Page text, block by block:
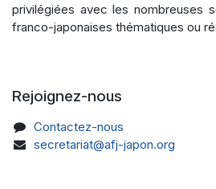
privilégiées avec les nombreuses
franco-japonaises thématiques ou
Rejoignez-nous
Contactez-nous
secretariat@afj-japon.org